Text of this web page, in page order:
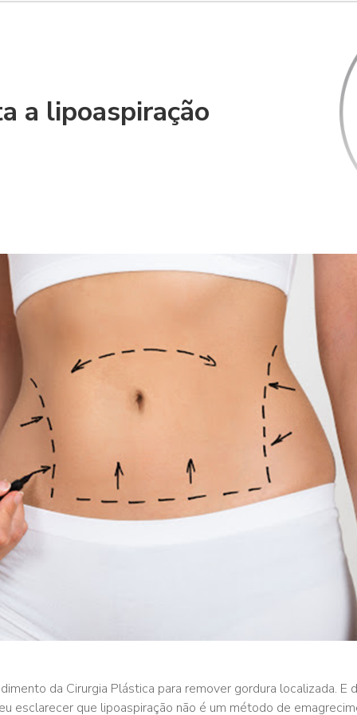
a lipoaspiração
da Cirurgia Plástica para remover gordura localizada. E
esclarecer que lipoaspiração não é um método de